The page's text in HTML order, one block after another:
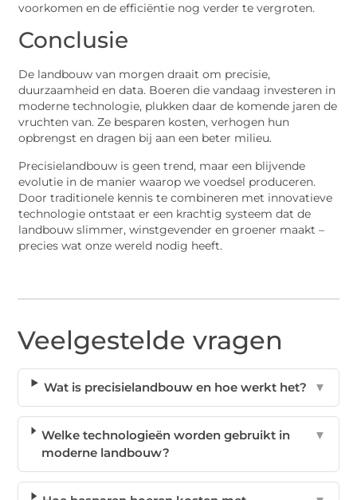
voorkomen en de efficiëntie nog verder te vergroten.
Conclusie
De landbouw van morgen draait om precisie,
duurzaamheid en data. Boeren die vandaag investeren in
moderne technologie, plukken daar de komende jaren de
vruchten van. Ze besparen kosten, verhogen hun
opbrengst en dragen bij aan een beter milieu.
Precisielandbouw is geen trend, maar een blijvende
evolutie in de manier waarop we voedsel produceren.
Door traditionele kennis te combineren met innovatieve
technologie ontstaat er een krachtig systeem dat de
landbouw slimmer, winstgevender en groener maakt –
precies wat onze wereld nodig heeft.
Veelgestelde vragen
Wat is precisielandbouw en hoe werkt het? ▼
Welke technologieën worden gebruikt in
moderne landbouw?
▼